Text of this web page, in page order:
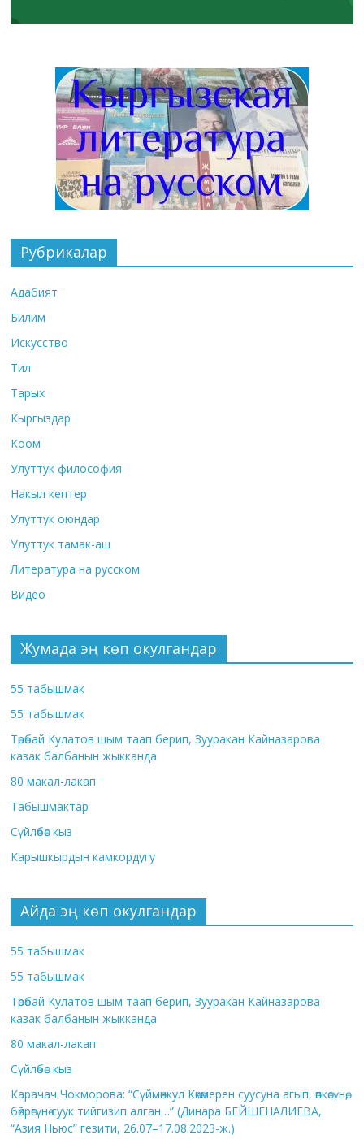
Рубрикалар
Адабият
Билим
Искусство
Тил
Тарых
Кыргыздар
Коом
Улуттук философия
Накыл кептер
Улуттук оюндар
Улуттук тамак-аш
Литература на русском
Видео
Жумада эң көп окулгандар
55 табышмак
55 табышмак
Төрөбай Кулатов шым таап берип, Зууракан Кайназарова
казак балбанын жыкканда
80 макал-лакап
Табышмактар
Сүйлөбөс кыз
Карышкырдын камкордугу
Айда эң көп окулгандар
55 табышмак
55 табышмак
Төрөбай Кулатов шым таап берип, Зууракан Кайназарова
казак балбанын жыкканда
80 макал-лакап
Сүйлөбөс кыз
Карачач Чокморова: “Сүймөнкул Көкөмерен суусуна агып, өпкөсүнө,
бөйрөгүнө суук тийгизип алган…” (Динара БЕЙШЕНАЛИЕВА,
“Азия Ньюс” гезити, 26.07–17.08.2023-ж.)